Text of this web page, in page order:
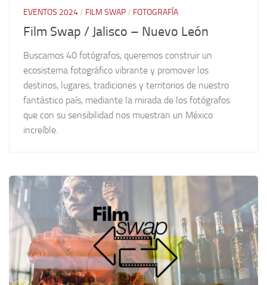
EVENTOS 2024/ FILM SWAP/ FOTOGRAFÍA
Film Swap / Jalisco – Nuevo León
Buscamos 40 fotógrafos, queremos construir un
ecosistema fotográfico vibrante y promover los
destinos, lugares, tradiciones y territorios de nuestro
fantástico país, mediante la mirada de los fotógrafos
que con su sensibilidad nos muestran un México
increíble.